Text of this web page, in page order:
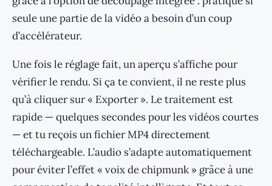
seule une partie de la vidéo a besoin d’un coup
d’accélérateur.
Une fois le réglage fait, un aperçu s’affiche pour
vérifier le rendu. Si ça te convient, il ne reste plus
qu’à cliquer sur « Exporter ». Le traitement est
rapide — quelques secondes pour les vidéos courtes
— et tu reçois un fichier MP4 directement
téléchargeable. L’audio s’adapte automatiquement
pour éviter l’effet « voix de chipmunk » grâce à une